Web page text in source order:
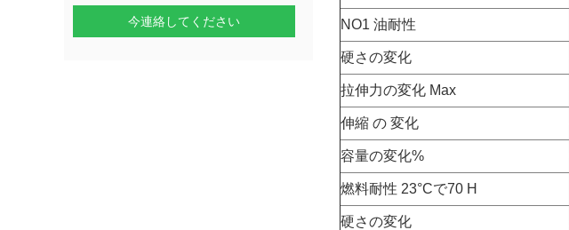
今連絡してください NO1 油耐性
硬さの変化
拉伸力の変化 Max
伸縮 の 変化
容量の変化%
燃料耐性 23°Cで70 H
硬さの変化